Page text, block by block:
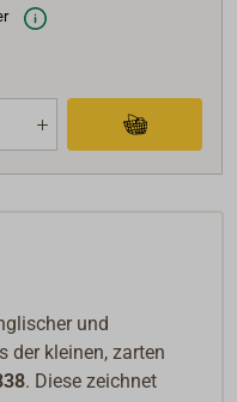
und
der kleinen, zarten
. Diese zeichnet